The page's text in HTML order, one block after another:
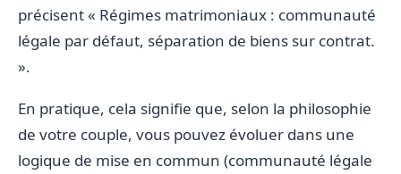
précisent « Régimes matrimoniaux : communauté
légale par défaut, séparation de biens sur contrat.
».
En pratique, cela signifie que, selon la philosophie
de votre couple, vous pouvez évoluer dans une
logique de mise en commun (communauté légale